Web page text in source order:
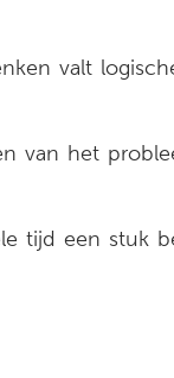
valt
van het
tijd een stuk